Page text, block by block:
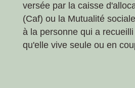
versée par la caisse
(Caf) ou la Mutualité
à la personne qui a
qu'elle vive seule ou en